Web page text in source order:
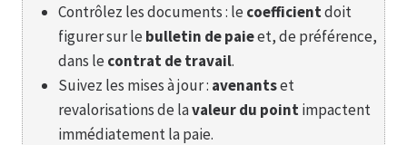
Contrôlez les documents : le coefficientdoit
figurer sur le bulletin de paieet, de préférence,
dans le contrat de travail.
Suivez les mises à jour : avenantset
revalorisations de lavaleur du pointimpactent
immédiatement la paie.